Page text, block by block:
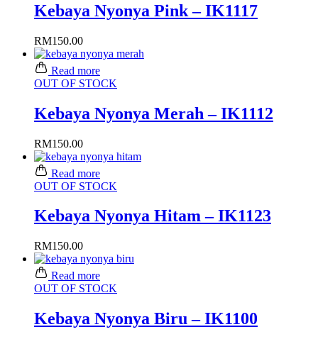
Kebaya Nyonya Pink – IK1117
RM150.00
Read more
OUT OF STOCK
Kebaya Nyonya Merah – IK1112
RM150.00
Read more
OUT OF STOCK
Kebaya Nyonya Hitam – IK1123
RM150.00
Read more
OUT OF STOCK
Kebaya Nyonya Biru – IK1100